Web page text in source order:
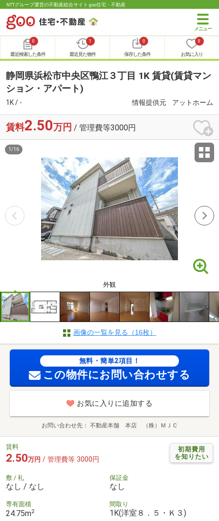
NTTグループ運営の不動産総合サイト goo住宅・不動産
0
最近検索した条件
1
最近見た物件
0
保存した条件
0
お気に入り
静岡県浜松市中央区鴨江３丁目 1K 賃貸(賃貸マン
ション・アパート)
1K / - 情報提供元 アットホーム
賃料2.50万円 / 管理費等3000円
外観
1 /16
画像の一覧を見る（16枚）
無料・簡単2項目！
この物件にお問い合わせする
お気に入りに追加する
お問い合わせ先 不動産本舗 本店 （株）ＭＪＣ
初期費用
を知りたい
賃料
2.50万円 / 管理費等 3000円
敷 / 礼
なし / なし
保証金
なし
専有面積
24.75m2
間取り
1K(洋室８．５・Ｋ３)